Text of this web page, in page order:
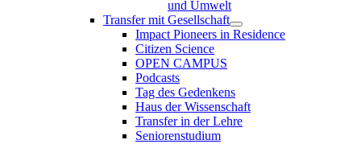
und Umwelt
Transfer mit Gesellschaft
Impact Pioneers in Residence
Citizen Science
OPEN CAMPUS
Podcasts
Tag des Gedenkens
Haus der Wissenschaft
Transfer in der Lehre
Seniorenstudium